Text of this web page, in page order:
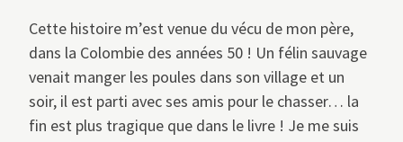
Cette histoire m’est venue du vécu de mon père,
dans la Colombie des années 50 ! Un félin sauvage
venait manger les poules dans son village et un
soir, il est parti avec ses amis pour le chasser… la
fin est plus tragique que dans le livre ! Je me suis